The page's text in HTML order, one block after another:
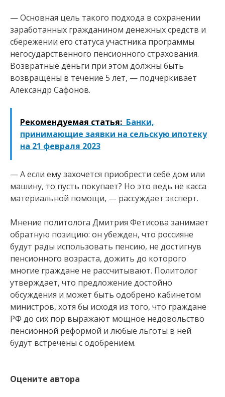
— Основная цель такого подхода в сохранении
заработанных гражданином денежных средств и
сбережении его статуса участника программы
негосударственного пенсионного страхования.
Возвратные деньги при этом должны быть
возвращены в течение 5 лет, — подчеркивает
Александр Сафонов.
Рекомендуемая статья: Банки,
принимающие заявки на сельскую ипотеку
на 21 февраля 2023
— А если ему захочется приобрести себе дом или
машину, то пусть покупает? Но это ведь не касса
материальной помощи, — рассуждает эксперт.
Мнение политолога Дмитрия Фетисова занимает
обратную позицию: он убежден, что россияне
будут рады использовать пенсию, не достигнув
пенсионного возраста, дожить до которого
многие граждане не рассчитывают. Политолог
утверждает, что предложение достойно
обсуждения и может быть одобрено кабинетом
министров, хотя бы исходя из того, что граждане
РФ до сих пор выражают мощное недовольство
пенсионной реформой и любые льготы в ней
будут встречены с одобрением.
Оцените автора